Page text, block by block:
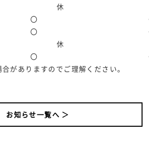
休
〇
〇
休
〇
がありますのでご理解ください。
お知らせ一覧へ ＞